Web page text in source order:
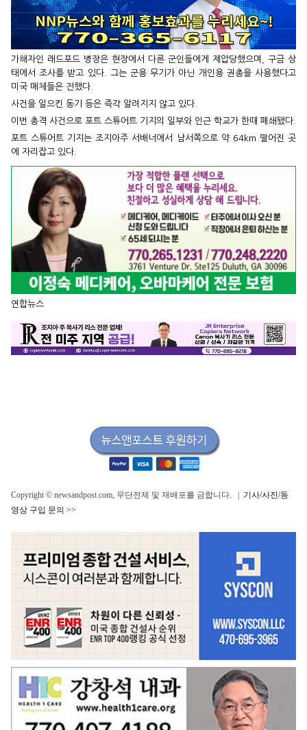
가해자인 래드포드 병장은 현장에서 다른 군인들에게 제압당했으며, 구금 상
태에서 조사를 받고 있다. 그는 군용 무기가 아닌 개인용 권총을 사용했다고
미국 매체들은 전했다.
사건을 일으킨 동기 등은 즉각 알려지지 않고 있다.
이번 총격 사건으로 포트 스튜어트 기지의 일부와 인근 학교가 한때 폐쇄됐다.
포트 스튜어트 기지는 조지아주 서배너에서 남서쪽으로 약 64km 떨어진 곳
에 자리잡고 있다.
연합뉴스
Copyright © newsandpost.com, 무단전제 및 재배포를 금합니다. | 기사/사진/동
영상 구입 문의 >>